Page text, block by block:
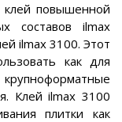
клей повышенной
составов ilmax
ilmax 3100. Этот
как для
Клей ilmax 3100
плитки как